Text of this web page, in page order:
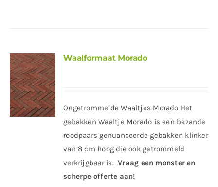
Waalformaat Morado
Ongetrommelde Waaltjes Morado Het
gebakken Waaltje Morado is een bezande
roodpaars genuanceerde gebakken klinker
van 8 cm hoog die ook getrommeld
verkrijgbaar is. Vraag een monster en
scherpe offerte aan!